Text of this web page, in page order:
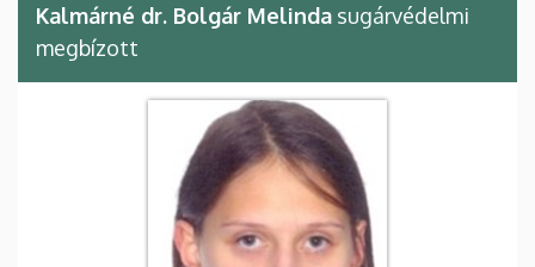
Kalmárné dr. Bolgár Melinda sugárvédelmi
megbízott